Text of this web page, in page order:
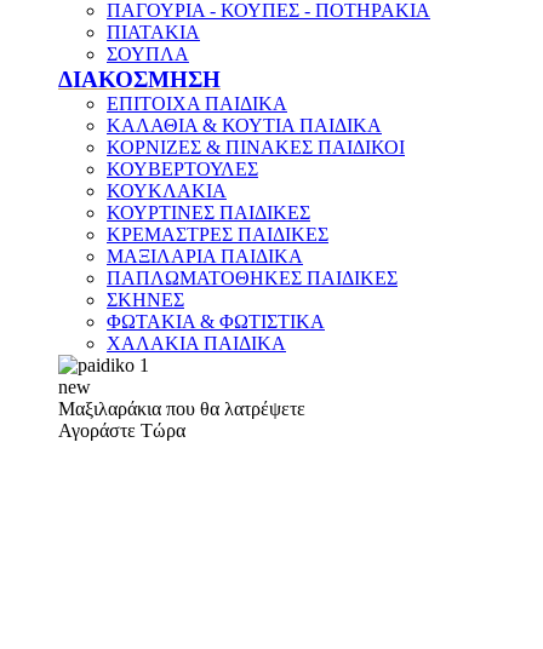
ΠΑΓΟΥΡΙΑ - ΚΟΥΠΕΣ - ΠΟΤΗΡΑΚΙΑ
ΠΙΑΤΑΚΙΑ
ΣΟΥΠΛΑ
ΔΙΑΚΟΣΜΗΣΗ
ΕΠΙΤΟΙΧΑ ΠΑΙΔΙΚΑ
ΚΑΛΑΘΙΑ & ΚΟΥΤΙΑ ΠΑΙΔΙΚΑ
ΚΟΡΝΙΖΕΣ & ΠΙΝΑΚΕΣ ΠΑΙΔΙΚΟΙ
ΚΟΥΒΕΡΤΟΥΛΕΣ
ΚΟΥΚΛΑΚΙΑ
ΚΟΥΡΤΙΝΕΣ ΠΑΙΔΙΚΕΣ
ΚΡΕΜΑΣΤΡΕΣ ΠΑΙΔΙΚΕΣ
ΜΑΞΙΛΑΡΙΑ ΠΑΙΔΙΚΑ
ΠΑΠΛΩΜΑΤΟΘΗΚΕΣ ΠΑΙΔΙΚΕΣ
ΣΚΗΝΕΣ
ΦΩΤΑΚΙΑ & ΦΩΤΙΣΤΙΚΑ
ΧΑΛΑΚΙΑ ΠΑΙΔΙΚΑ
new
Μαξιλαράκια που θα λατρέψετε
Αγοράστε Τώρα